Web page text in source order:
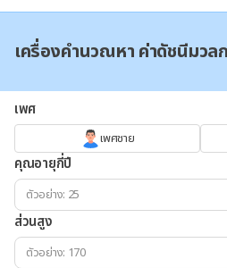
เครื่องคำนวณหา ค่าดัชนีมวล
เพศ
เพศชาย
คุณอายุกี่ปี
ส่วนสูง